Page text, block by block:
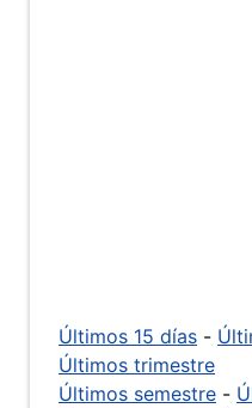
Últimos 15 días -
Últimos trimestre
Últimos semestre -